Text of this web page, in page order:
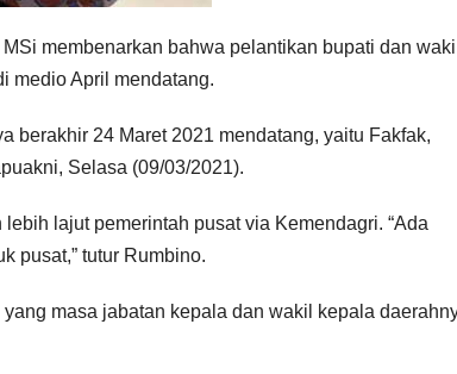
membenarkan bahwa pelantikan bupati dan
medio April mendatang.
berakhir 24 Maret 2021 mendatang, yaitu Fakfak,
Selasa (09/03/2021).
lajut pemerintah pusat via Kemendagri. “Ada
pusat,” tutur Rumbino.
masa jabatan kepala dan wakil kepala